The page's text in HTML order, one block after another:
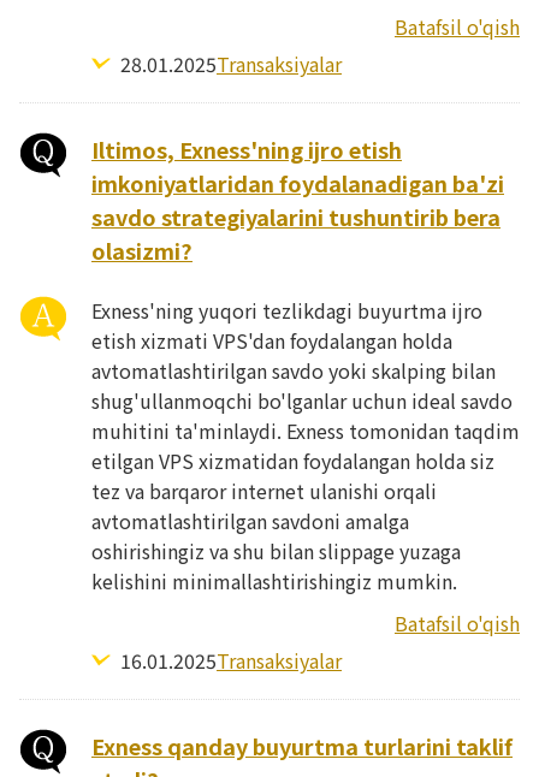
Batafsil o'qish
28.01.2025Transaksiyalar
Iltimos, Exness'ning ijro etish
imkoniyatlaridan foydalanadigan ba'zi
savdo strategiyalarini tushuntirib bera
olasizmi?
Exness'ning yuqori tezlikdagi buyurtma ijro
etish xizmati VPS'dan foydalangan holda
avtomatlashtirilgan savdo yoki skalping bilan
shug'ullanmoqchi bo'lganlar uchun ideal savdo
muhitini ta'minlaydi. Exness tomonidan taqdim
etilgan VPS xizmatidan foydalangan holda siz
tez va barqaror internet ulanishi orqali
avtomatlashtirilgan savdoni amalga
oshirishingiz va shu bilan slippage yuzaga
kelishini minimallashtirishingiz mumkin.
Batafsil o'qish
16.01.2025Transaksiyalar
Exness qanday buyurtma turlarini taklif